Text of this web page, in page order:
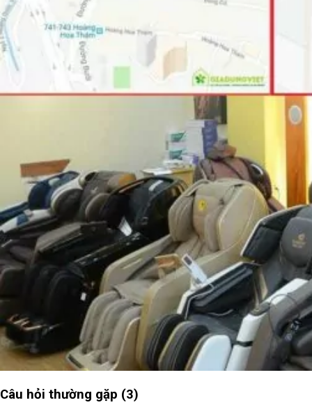
Câu hỏi thường gặp (3)